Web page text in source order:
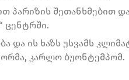
პარიზის შეთანხმებით
ცენტრში.
და ის ხაზს უსვამს
კარლო ბუონტემპომ.